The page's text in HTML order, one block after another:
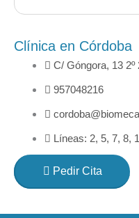
Clínica en Córdoba
C/ Góngora, 13 2º
957048216
Líneas: 2, 5, 7, 8,
Pedir Cita